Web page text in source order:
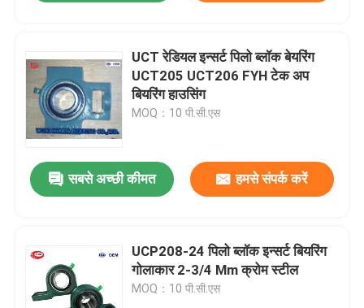
संपर्क करें
मामलों
शंकु बेलन बेयरिंग
वर्ताकार रोलर बीयरिंग
UCT रेडियल इन्सर्ट पिलो ब्लॉक बेयरिंग
UCT205 UCT206 FYH टेक अप
बियरिंग हाउसिंग
MOQ：10 पी.सी.एस
सबसे अच्छी कीमत हमसे संपर्क करें
UCP208-24 पिलो ब्लॉक इन्सर्ट बियरिंग
गोलाकार 2-3/4 Mm क्रोम स्टील
MOQ：10 पी.सी.एस